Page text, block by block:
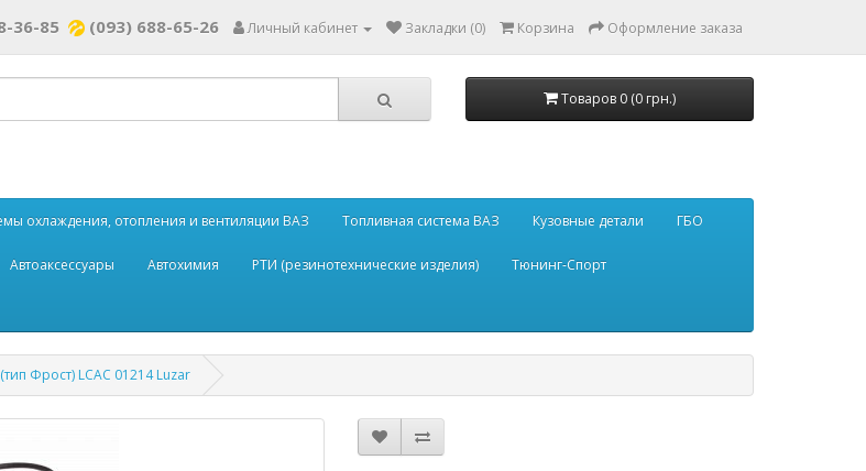
36-85 (093) 688-65-26 Личный кабинет Закладки (0) Корзина Оформление заказа
Товаров 0 (0 грн.)
охлаждения, отопления и вентиляции ВАЗ Топливная система ВАЗ Кузовные детали ГБО
Автоаксессуары Автохимия РТИ (резинотехнические изделия) Тюнинг-Спорт
Фрост) LCAC 01214 Luzar